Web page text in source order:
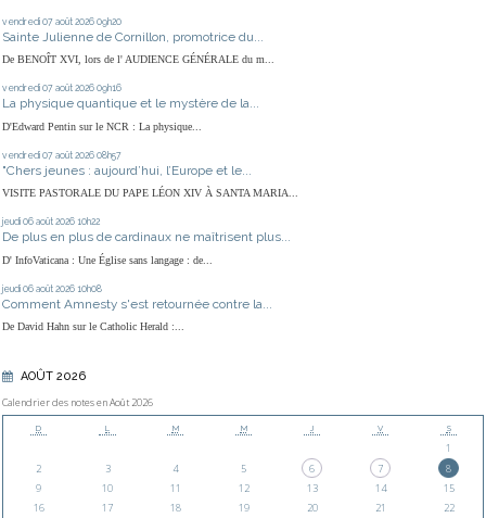
vendredi 07 août 2026 09h20
Sainte Julienne de Cornillon, promotrice du...
De BENOÎT XVI, lors de l' AUDIENCE GÉNÉRALE du m...
vendredi 07 août 2026 09h16
La physique quantique et le mystère de la...
D'Edward Pentin sur le NCR : La physique...
vendredi 07 août 2026 08h57
"Chers jeunes : aujourd’hui, l’Europe et le...
VISITE PASTORALE DU PAPE LÉON XIV À SANTA MARIA...
jeudi 06 août 2026 10h22
De plus en plus de cardinaux ne maîtrisent plus...
D' InfoVaticana : Une Église sans langage : de...
jeudi 06 août 2026 10h08
Comment Amnesty s'est retournée contre la...
De David Hahn sur le Catholic Herald :...
AOÛT 2026
Calendrier des notes en Août 2026
D L M M J V S
1
2
3 4 5 6 7
8
9
10 11 12 13 14
15
16
17 18 19 20 21
22